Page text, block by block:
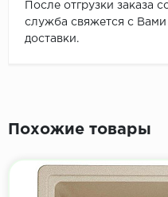
После отгрузки заказа
служба свяжется с Вами
доставки.
Похожие товары